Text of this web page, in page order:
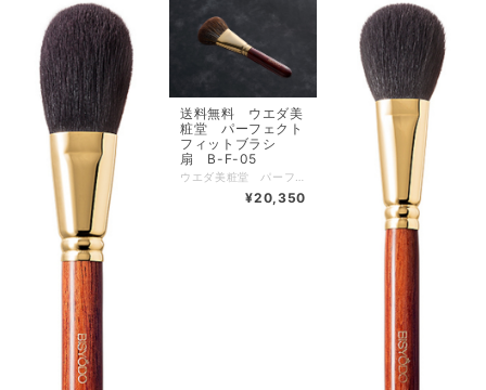
送料無料 ウエダ美
粧堂 パーフェクト
フィットブラシ
扇 B-F-05
¥20,350